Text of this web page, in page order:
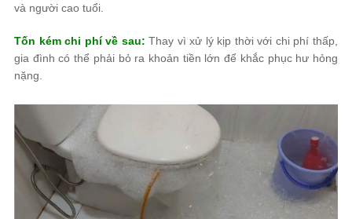
và người cao tuổi.
Tốn kém chi phí về sau: Thay vì xử lý kịp thời với chi phí thấp,
gia đình có thể phải bỏ ra khoản tiền lớn để khắc phục hư hỏng
nặng.